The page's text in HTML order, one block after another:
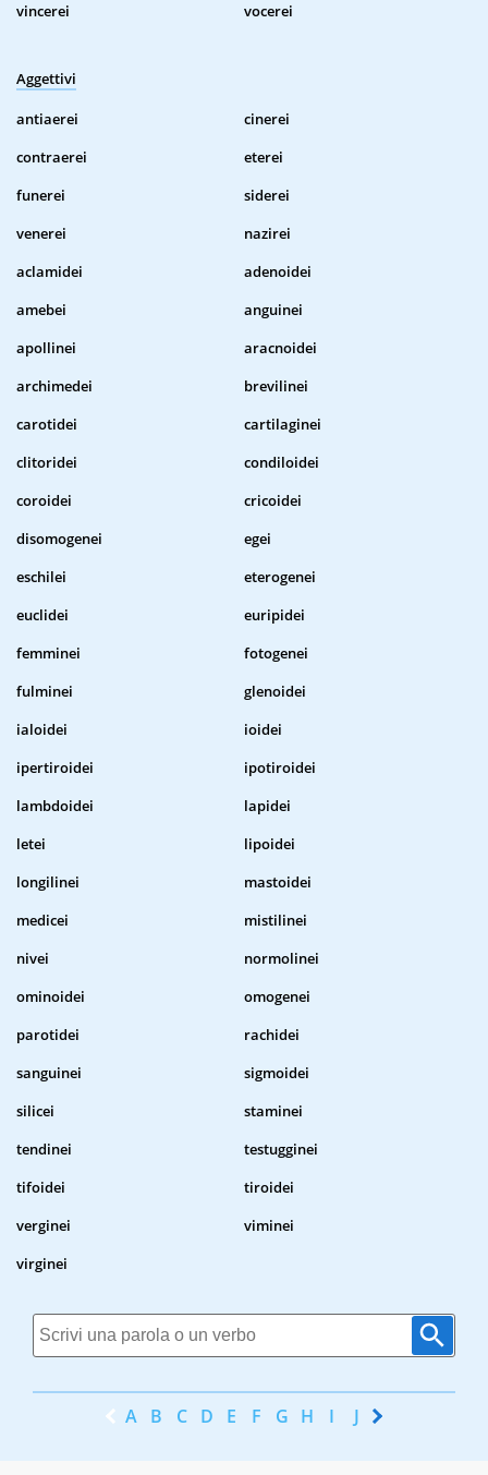
vincerei
vocerei
Aggettivi
antiaerei
cinerei
contraerei
eterei
funerei
siderei
venerei
nazirei
aclamidei
adenoidei
amebei
anguinei
apollinei
aracnoidei
archimedei
brevilinei
carotidei
cartilaginei
clitoridei
condiloidei
coroidei
cricoidei
disomogenei
egei
eschilei
eterogenei
euclidei
euripidei
femminei
fotogenei
fulminei
glenoidei
ialoidei
ioidei
ipertiroidei
ipotiroidei
lambdoidei
lapidei
letei
lipoidei
longilinei
mastoidei
medicei
mistilinei
nivei
normolinei
ominoidei
omogenei
parotidei
rachidei
sanguinei
sigmoidei
silicei
staminei
tendinei
testugginei
tifoidei
tiroidei
verginei
viminei
virginei
A B C D E F G H I J K